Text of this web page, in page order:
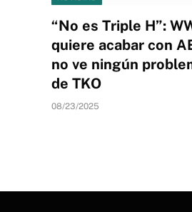
“No es Triple H”:
quiere acabar con
no ve ningún
de TKO
08/23/2025